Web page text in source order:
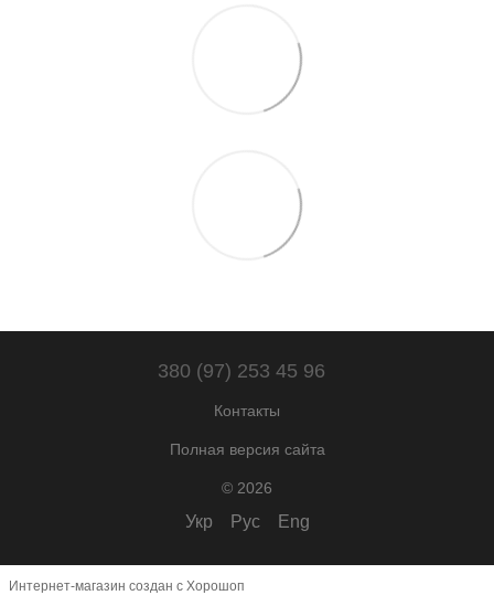
380 (97) 253 45 96
Контакты
Полная версия сайта
© 2026
Укр Рус Eng
Интернет-магазин создан с Хорошоп